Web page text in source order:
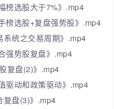
榜选股大于7%》.mp4
榜选股+复盘强势股》.mp4
统之交易周期》.mp4
强势股复盘》.mp4
复盘(2)》.mp4
驱动和政策驱动》.mp4
复盘(3)》.mp4